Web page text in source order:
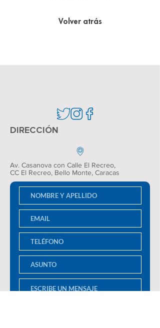
Volver atrás
DIRECCIÓN
Av. Casanova con Calle El Recreo,
CC El Recreo, Bello Monte, Caracas